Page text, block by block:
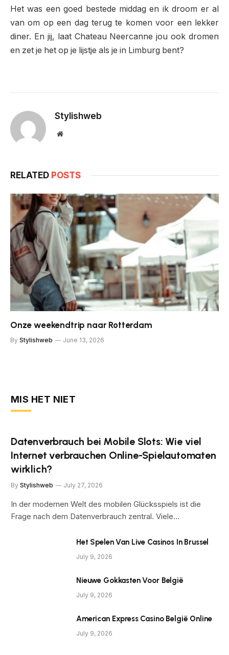
Het was een goed bestede middag en ik droom er al
van om op een dag terug te komen voor een lekker
diner. En jij, laat Chateau Neercanne jou ook dromen
en zet je het op je lijstje als je in Limburg bent?
Stylishweb
Website
RELATED POSTS
Onze weekendtrip naar Rotterdam
By Stylishweb June 13, 2026
MIS HET NIET
Datenverbrauch bei Mobile Slots: Wie viel
Internet verbrauchen Online-Spielautomaten
wirklich?
By Stylishweb July 27, 2026
In der modernen Welt des mobilen Glücksspiels ist die
Frage nach dem Datenverbrauch zentral. Viele…
Het Spelen Van Live Casinos In Brussel
July 9, 2026
Nieuwe Gokkasten Voor België
July 9, 2026
American Express Casino België Online
July 9, 2026